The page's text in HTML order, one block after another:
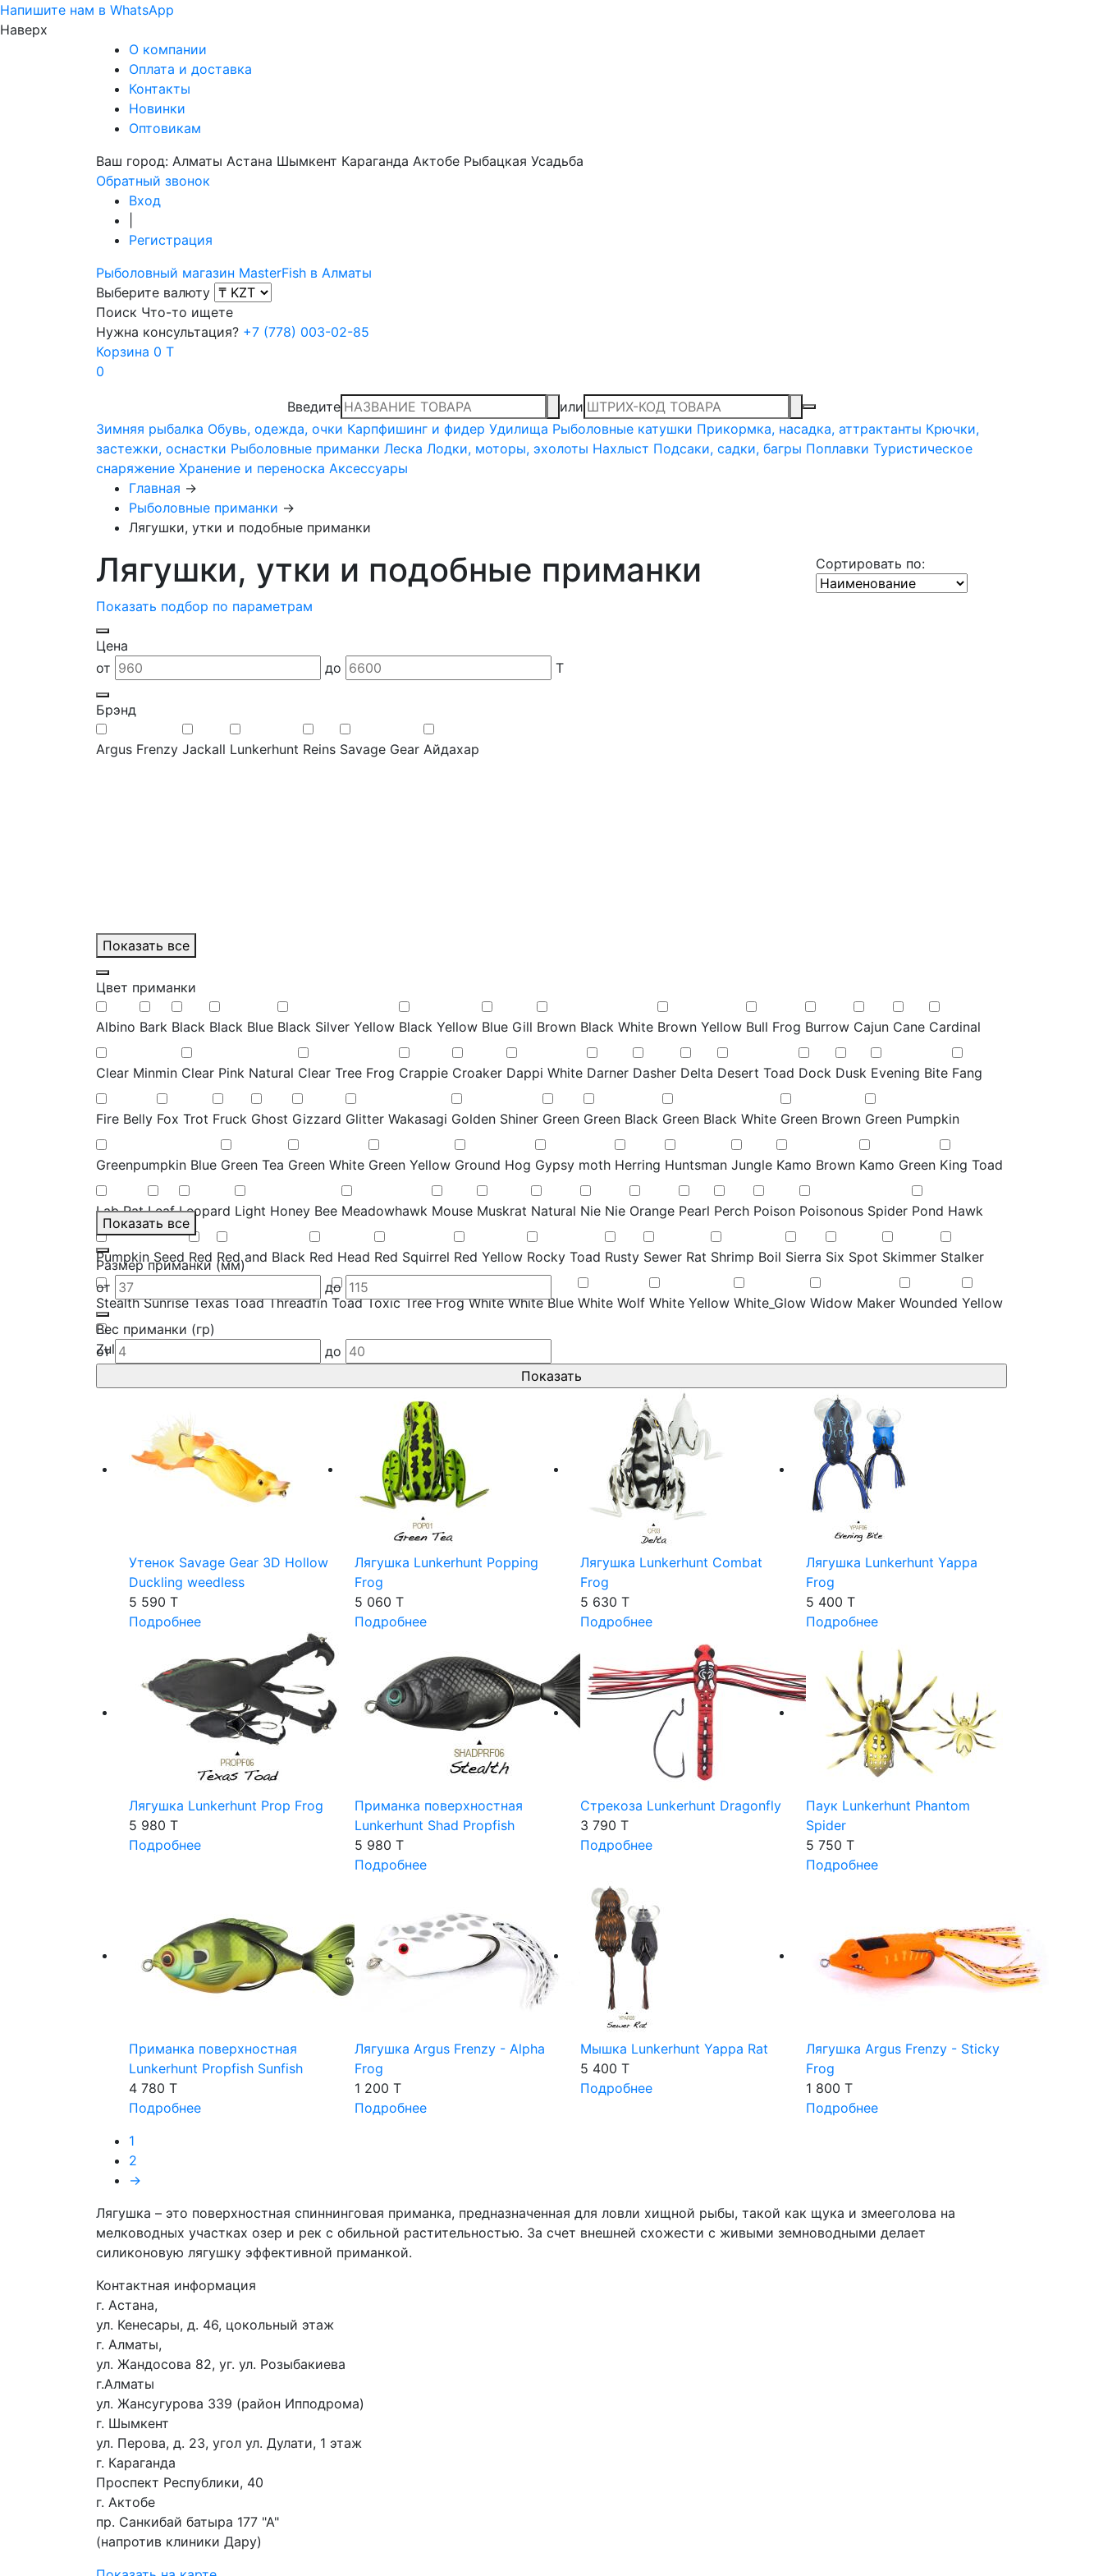
Напишите нам в WhatsApp
Наверх
О компании
Оплата и доставка
Контакты
Новинки
Оптовикам
Ваш город: Алматы Астана Шымкент Караганда Актобе Рыбацкая Усадьба
Обратный звонок
Вход
Регистрация
Рыболовный магазин MasterFish в Алматы
Выберите валюту
Поиск Что-то ищете
Нужна консультация? +7 (778) 003-02-85
Корзина 0 T
0
Введите
или
Зимняя рыбалка Обувь, одежда, очки Карпфишинг и фидер Удилища Рыболовные катушки Прикормка, насадка, аттрактанты Крючки,
застежки, оснастки Рыболовные приманки Леска Лодки, моторы, эхолоты Нахлыст Подсаки, садки, багры Поплавки Туристическое
снаряжение Хранение и переноска Аксессуары
Главная →
Рыболовные приманки →
Лягушки, утки и подобные приманки
Лягушки, утки и подобные приманки Сортировать по:
Показать подбор по параметрам
Цена
от
до T
Брэнд
Argus Frenzy Jackall Lunkerhunt Reins Savage Gear Айдахар
Показать все
Цвет приманки
Albino Bark Black Black Blue Black Silver Yellow Black Yellow Blue Gill Brown Black White Brown Yellow Bull Frog Burrow Cajun Cane Cardinal
Clear Minmin Clear Pink Natural Clear Tree Frog Crappie Croaker Dappi White Darner Dasher Delta Desert Toad Dock Dusk Evening Bite Fang
Fire Belly Fox Trot Fruck Ghost Gizzard Glitter Wakasagi Golden Shiner Green Green Black Green Black White Green Brown Green Pumpkin
Greenpumpkin Blue Green Tea Green White Green Yellow Ground Hog Gypsy moth Herring Huntsman Jungle Kamo Brown Kamo Green King Toad
Lab Rat Leaf Leopard Light Honey Bee Meadowhawk Mouse Muskrat Natural Nie Nie Orange Pearl Perch Poison Poisonous Spider Pond Hawk
Pumpkin Seed Red Red and Black Red Head Red Squirrel Red Yellow Rocky Toad Rusty Sewer Rat Shrimp Boil Sierra Six Spot Skimmer Stalker
Stealth Sunrise Texas Toad Threadfin Toad Toxic Tree Frog White White Blue White Wolf White Yellow White_Glow Widow Maker Wounded Yellow
Zulu
Показать все
Размер приманки (мм)
от
до
Вес приманки (гр)
от
до
Утенок Savage Gear 3D Hollow
Duckling weedless
5 590 T
Подробнее
Лягушка Lunkerhunt Popping
Frog
5 060 T
Подробнее
Лягушка Lunkerhunt Combat
Frog
5 630 T
Подробнее
Лягушка Lunkerhunt Yappa
Frog
5 400 T
Подробнее
Лягушка Lunkerhunt Prop Frog
5 980 T
Подробнее
Приманка поверхностная
Lunkerhunt Shad Propfish
5 980 T
Подробнее
Стрекоза Lunkerhunt Dragonfly
3 790 T
Подробнее
Паук Lunkerhunt Phantom
Spider
5 750 T
Подробнее
Приманка поверхностная
Lunkerhunt Propfish Sunfish
4 780 T
Подробнее
Лягушка Argus Frenzy - Alpha
Frog
1 200 T
Подробнее
Мышка Lunkerhunt Yappa Rat
5 400 T
Подробнее
Лягушка Argus Frenzy - Sticky
Frog
1 800 T
Подробнее
1
2
→
Лягушка – это поверхностная спиннинговая приманка, предназначенная для ловли хищной рыбы, такой как щука и змееголова на
мелководных участках озер и рек с обильной растительностью. За счет внешней схожести с живыми земноводными делает
силиконовую лягушку эффективной приманкой.
Контактная информация
г. Астана,
ул. Кенесары, д. 46, цокольный этаж
г. Алматы,
ул. Жандосова 82, уг. ул. Розыбакиева
г.Алматы
ул. Жансугурова 339 (район Ипподрома)
г. Шымкент
ул. Перова, д. 23, угол ул. Дулати, 1 этаж
г. Караганда
Проспект Республики, 40
г. Актобе
пр. Санкибай батыра 177 "А"
(напротив клиники Дару)